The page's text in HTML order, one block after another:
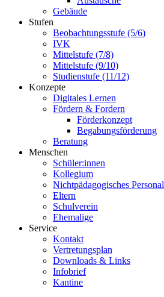
Gebäude
Stufen
Beobachtungsstufe (5/6)
IVK
Mittelstufe (7/8)
Mittelstufe (9/10)
Studienstufe (11/12)
Konzepte
Digitales Lernen
Fördern & Fordern
Förderkonzept
Begabungsförderung
Beratung
Menschen
Schüler:innen
Kollegium
Nichtpädagogisches Personal
Eltern
Schulverein
Ehemalige
Service
Kontakt
Vertretungsplan
Downloads & Links
Infobrief
Kantine